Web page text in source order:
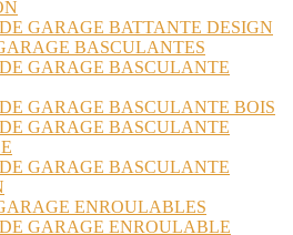
GARAGE BATTANTE DESIGN
BASCULANTES
GARAGE BASCULANTE
GARAGE BASCULANTE BOIS
GARAGE BASCULANTE
GARAGE BASCULANTE
ENROULABLES
GARAGE ENROULABLE